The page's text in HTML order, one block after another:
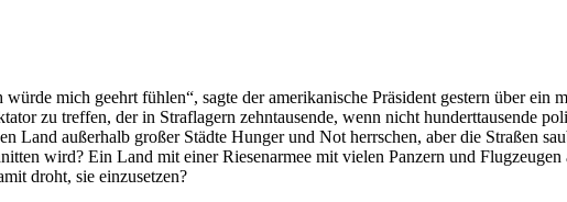
mich geehrt fühlen“, sagte der amerikanische Präsident gestern über
zu treffen, der in Straflagern zehntausende, wenn nicht hunderttausende
Land außerhalb großer Städte Hunger und Not herrschen, aber die Straßen
wird? Ein Land mit einer Riesenarmee mit vielen Panzern und
droht, sie einzusetzen?